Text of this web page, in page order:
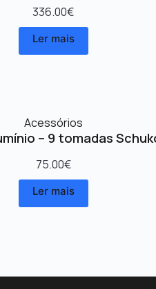
336.00€
Ler mais
Acessórios
– 9 tomadas
75.00€
Ler mais